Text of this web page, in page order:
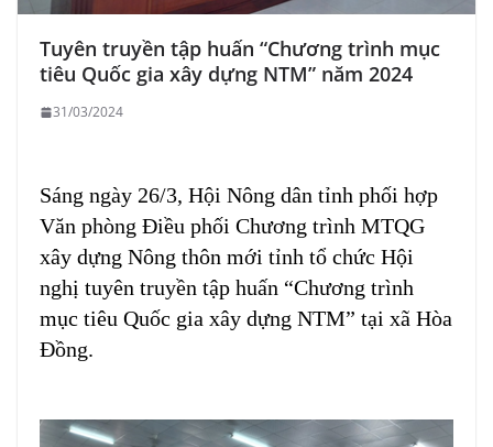
Tuyên truyền tập huấn “Chương trình mục
tiêu Quốc gia xây dựng NTM” năm 2024
31/03/2024
Sáng ngày 26/3, Hội Nông dân tỉnh phối hợp
Văn phòng Điều phối Chương trình MTQG
xây dựng Nông thôn mới tỉnh tổ chức Hội
nghị tuyên truyền tập huấn “Chương trình
mục tiêu Quốc gia xây dựng NTM” tại xã Hòa
Đồng.